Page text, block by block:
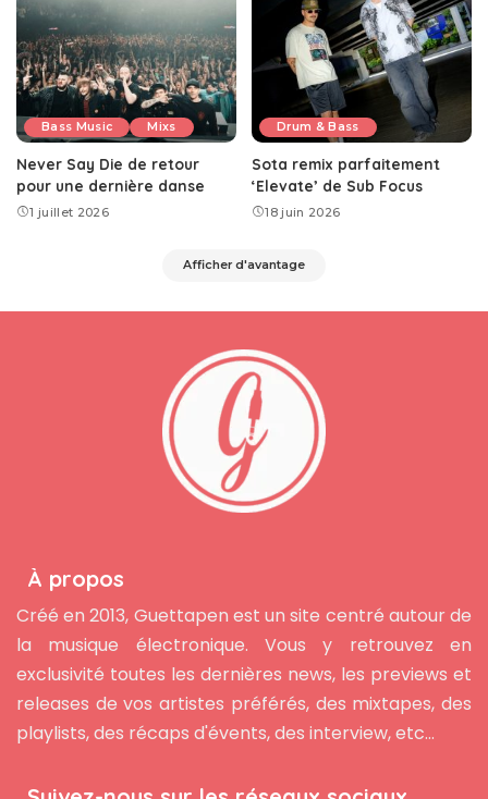
Bass Music Mixs
Never Say Die de retour
pour une dernière danse
1 juillet 2026
Drum & Bass
Sota remix parfaitement
‘Elevate’ de Sub Focus
18 juin 2026
Afficher d'avantage
À propos
Créé en 2013, Guettapen est un site centré autour de
la musique électronique. Vous y retrouvez en
exclusivité toutes les dernières news, les previews et
releases de vos artistes préférés, des mixtapes, des
playlists, des récaps d'évents, des interview, etc...